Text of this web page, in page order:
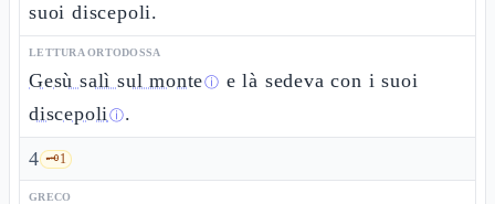
suoi discepoli.
LETTURA ORTODOSSA
Gesù salì sul monteⓘ e là sedeva con i suoi
discepoliⓘ.
4 🗝️1
GRECO